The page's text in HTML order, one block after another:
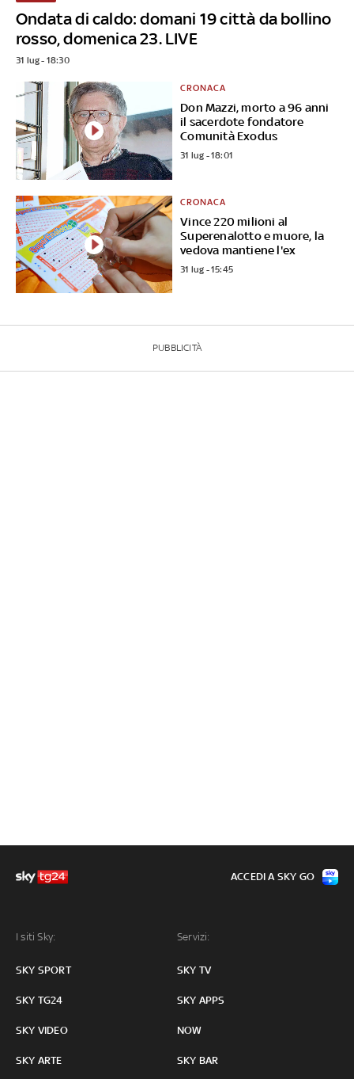
Ondata di caldo: domani 19 città da bollino
rosso, domenica 23. LIVE
31 lug - 18:30
Don Mazzi, morto a 96 anni
il sacerdote fondatore
Comunità Exodus
CRONACA
31 lug - 18:01
Vince 220 milioni al
Superenalotto e muore, la
vedova mantiene l'ex
CRONACA
31 lug - 15:45
PUBBLICITÀ
I siti Sky:
SKY SPORT
SKY TG24
SKY VIDEO
SKY ARTE
Servizi:
SKY TV
SKY APPS
NOW
SKY BAR
ACCEDI A SKY GO